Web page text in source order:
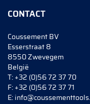
CONTACT
Coussement BV
Esserstraat 8
8550 Zwevegem
België
T:+32 (0)56 72 37 70
F:+32 (0)56 72 37 71
E: